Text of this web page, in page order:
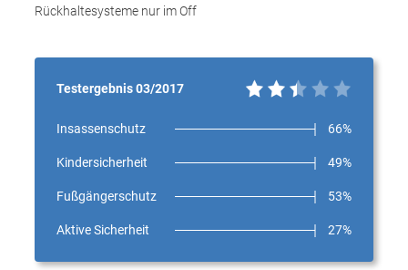
Rückhaltesysteme nur im Off
Testergebnis 03/2017
Insassenschutz 66%
Kindersicherheit 49%
Fußgängerschutz 53%
Aktive Sicherheit 27%